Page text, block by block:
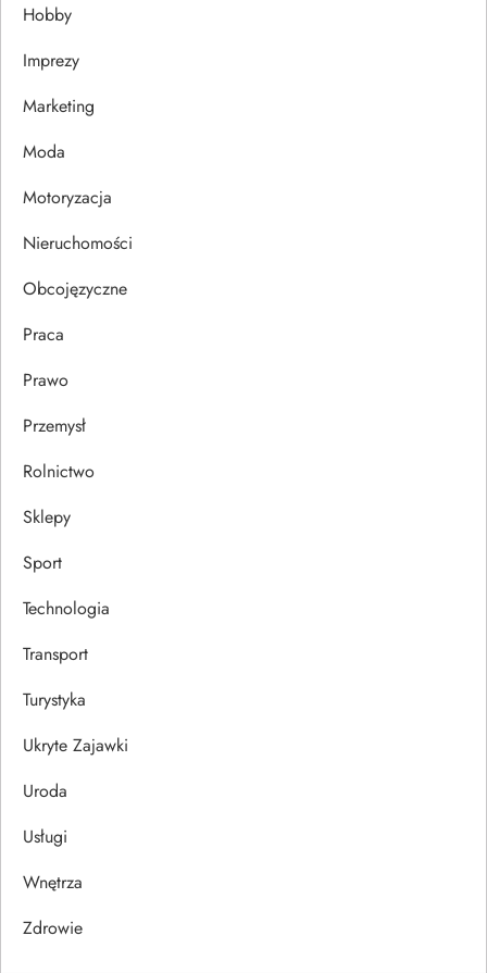
a
w
p
u
Hobby
Imprezy
Marketing
Moda
Motoryzacja
Nieruchomości
Obcojęzyczne
Praca
Prawo
Przemysł
Rolnictwo
Sklepy
Sport
Technologia
Transport
Turystyka
Ukryte Zajawki
Uroda
Usługi
Wnętrza
Zdrowie